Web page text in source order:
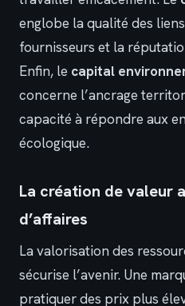
englobe la qualité des
fournisseurs et la
Enfin, le capital
concerne l’ancrage
capacité à répondre aux
écologique.
La création de valeur
d’affaires
La valorisation des
sécurise l’avenir. Une
pratiquer des prix plus